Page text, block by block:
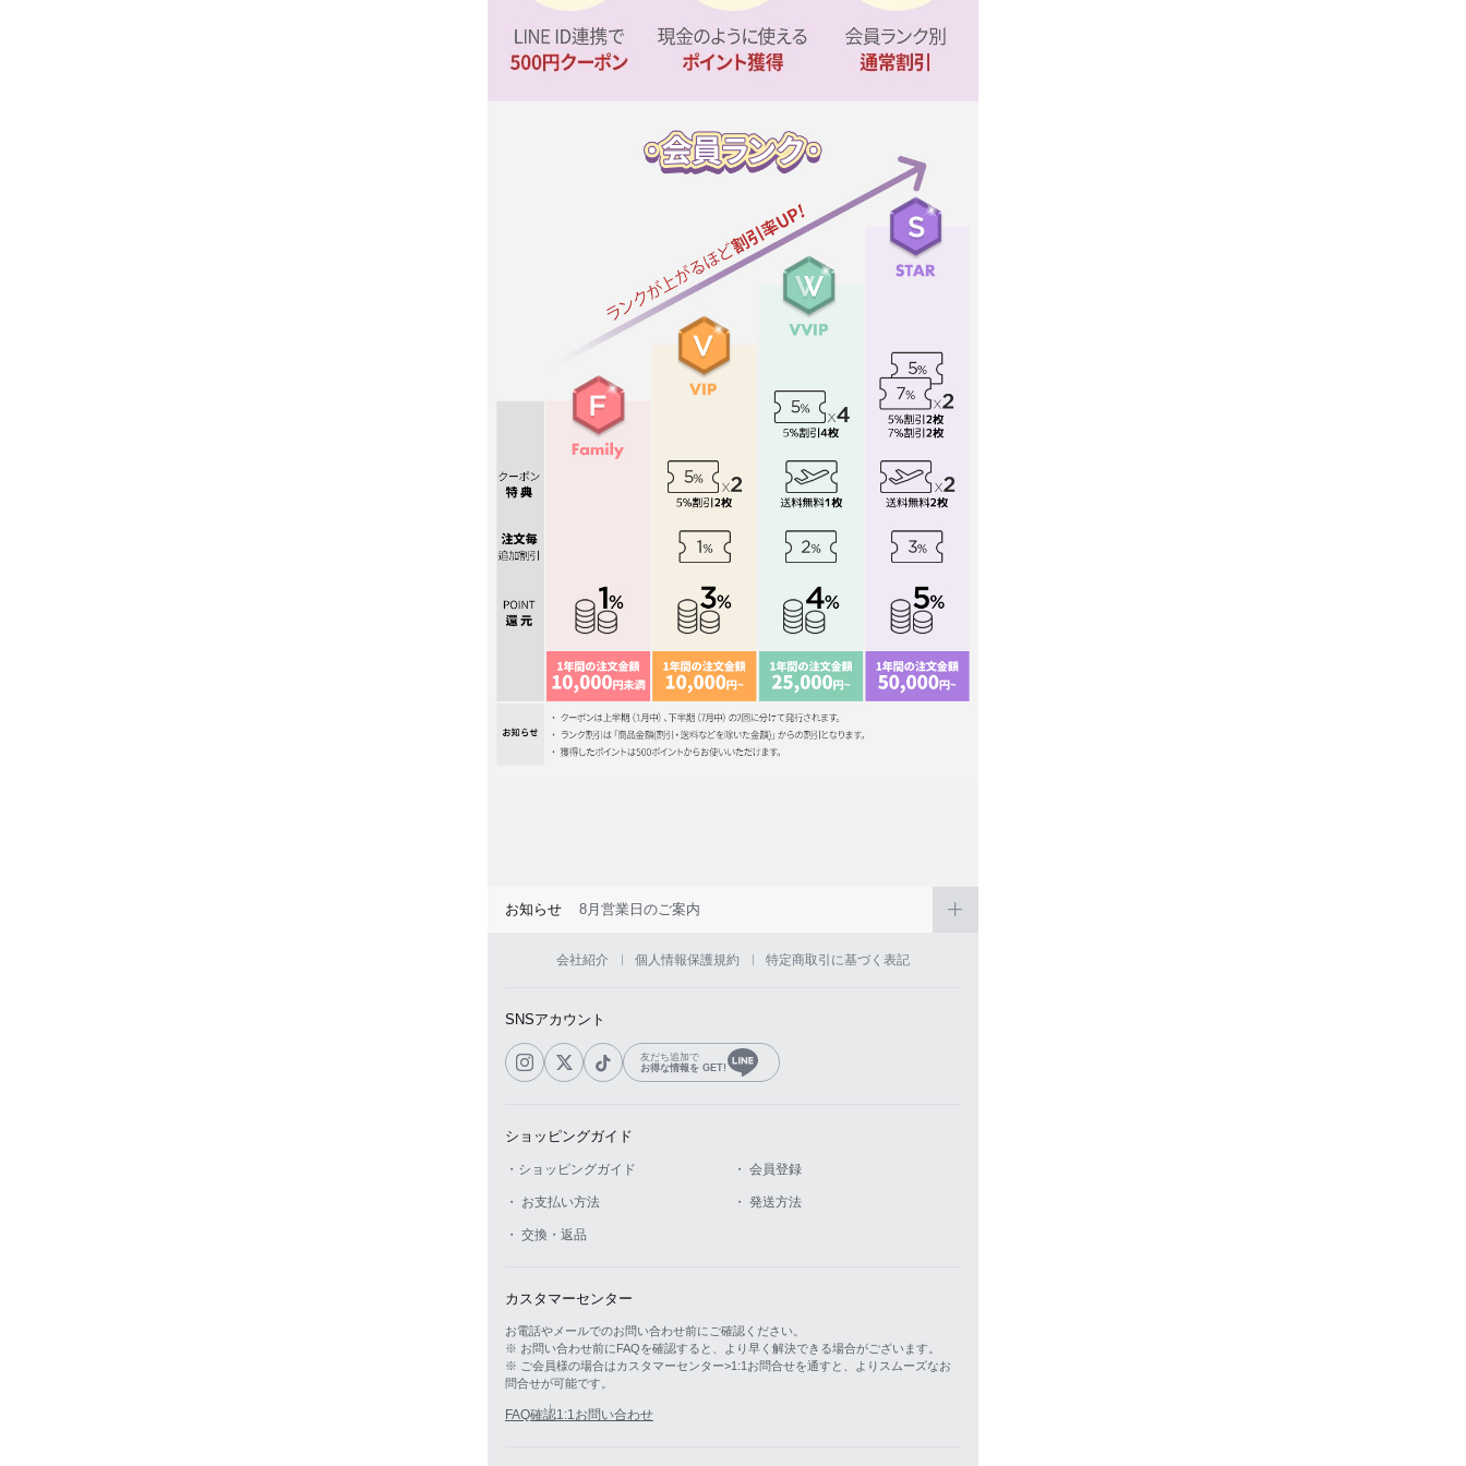
お知らせ 8月営業日のご案内
会社紹介 個人情報保護規約 特定商取引に基づく表記
SNSアカウント
友だち追加で
お得な情報を GET!
ショッピングガイド
・ショッピングガイド ・ 会員登録
・ お支払い方法 ・ 発送方法
・ 交換・返品
カスタマーセンター
お電話やメールでのお問い合わせ前にご確認ください。
※ お問い合わせ前にFAQを確認すると、より早く解決できる場合がございます。
※ ご会員様の場合はカスタマーセンター>1:1お問合せを通すと、よりスムーズなお
問合せが可能です。
FAQ確認1:1お問い合わせ